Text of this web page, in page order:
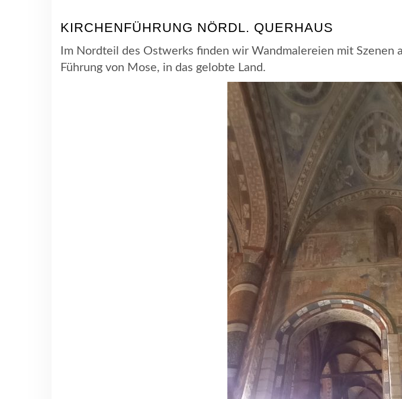
KIRCHENFÜHRUNG NÖRDL. QUERHAUS
Im Nordteil des Ostwerks finden wir Wandmalereien mit
Führung von Mose, in das gelobte Land.